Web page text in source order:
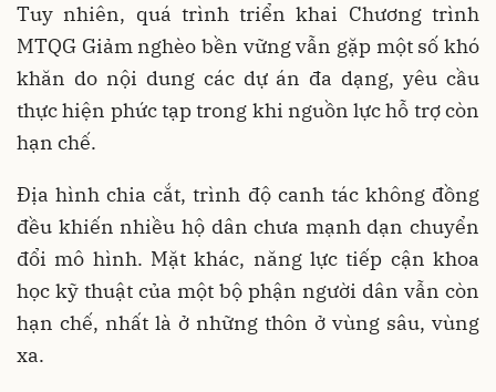
Tuy nhiên, quá trình triển khai Chương trình
MTQG Giảm nghèo bền vững vẫn gặp một số khó
khăn do nội dung các dự án đa dạng, yêu cầu
thực hiện phức tạp trong khi nguồn lực hỗ trợ còn
hạn chế.
Địa hình chia cắt, trình độ canh tác không đồng
đều khiến nhiều hộ dân chưa mạnh dạn chuyển
đổi mô hình. Mặt khác, năng lực tiếp cận khoa
học kỹ thuật của một bộ phận người dân vẫn còn
hạn chế, nhất là ở những thôn ở vùng sâu, vùng
xa.